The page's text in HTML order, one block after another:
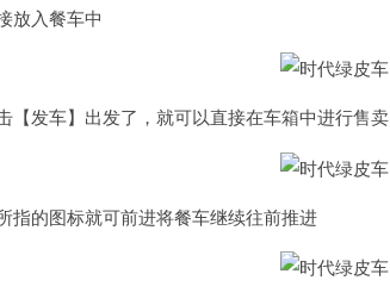
放入餐车中
【发车】出发了，就可以直接在车箱中进行售卖
指的图标就可前进将餐车继续往前推进